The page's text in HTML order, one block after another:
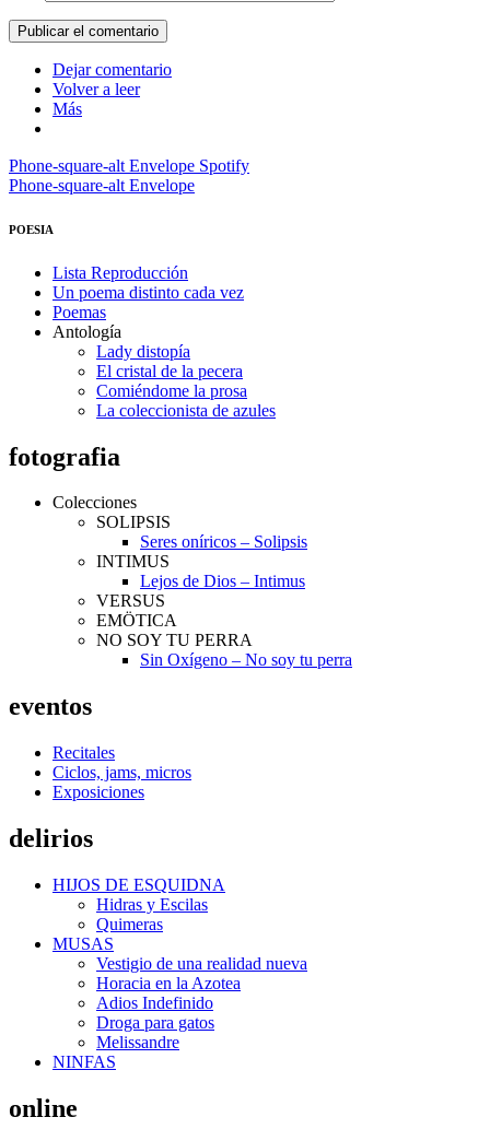
Dejar comentario
Volver a leer
Más
Phone-square-alt Envelope Spotify
Phone-square-alt Envelope
POESIA
Lista Reproducción
Un poema distinto cada vez
Poemas
Antología
Lady distopía
El cristal de la pecera
Comiéndome la prosa
La coleccionista de azules
fotografia
Colecciones
SOLIPSIS
Seres oníricos – Solipsis
INTIMUS
Lejos de Dios – Intimus
VERSUS
EMÖTICA
NO SOY TU PERRA
Sin Oxígeno – No soy tu perra
eventos
Recitales
Ciclos, jams, micros
Exposiciones
delirios
HIJOS DE ESQUIDNA
Hidras y Escilas
Quimeras
MUSAS
Vestigio de una realidad nueva
Horacia en la Azotea
Adios Indefinido
Droga para gatos
Melissandre
NINFAS
online